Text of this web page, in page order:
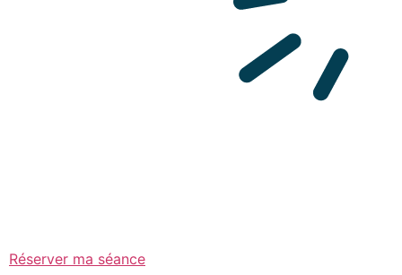
Réserver ma séance